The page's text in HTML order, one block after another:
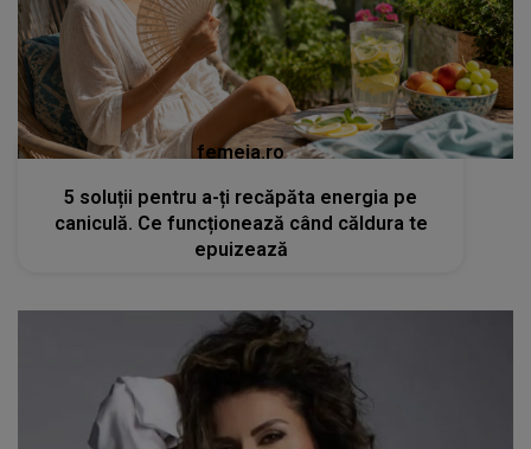
femeia.ro
5 soluții pentru a-ți recăpăta energia pe
caniculă. Ce funcționează când căldura te
epuizează